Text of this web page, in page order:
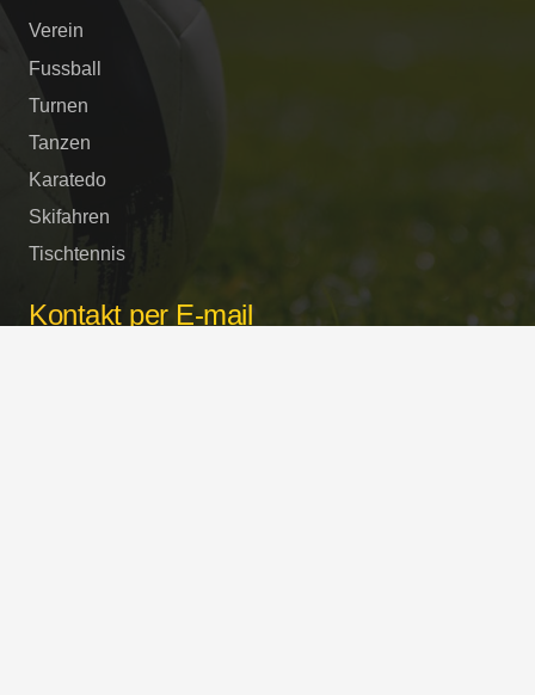
Verein
Fussball
Turnen
Tanzen
Karatedo
Skifahren
Tischtennis
Kontakt per E-mail